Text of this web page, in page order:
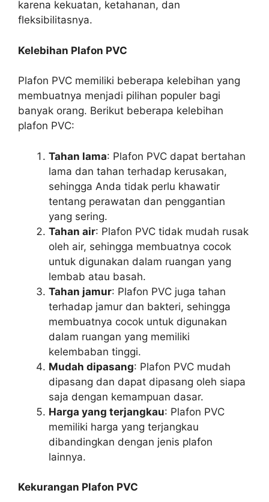
karena kekuatan, ketahanan, dan
fleksibilitasnya.
Kelebihan Plafon PVC
Plafon PVC memiliki beberapa kelebihan yang
membuatnya menjadi pilihan populer bagi
banyak orang. Berikut beberapa kelebihan
plafon PVC:
Tahan lama: Plafon PVC dapat bertahan
lama dan tahan terhadap kerusakan,
sehingga Anda tidak perlu khawatir
tentang perawatan dan penggantian
yang sering.
Tahan air: Plafon PVC tidak mudah rusak
oleh air, sehingga membuatnya cocok
untuk digunakan dalam ruangan yang
lembab atau basah.
Tahan jamur: Plafon PVC juga tahan
terhadap jamur dan bakteri, sehingga
membuatnya cocok untuk digunakan
dalam ruangan yang memiliki
kelembaban tinggi.
Mudah dipasang: Plafon PVC mudah
dipasang dan dapat dipasang oleh siapa
saja dengan kemampuan dasar.
Harga yang terjangkau: Plafon PVC
memiliki harga yang terjangkau
dibandingkan dengan jenis plafon
lainnya.
Kekurangan Plafon PVC